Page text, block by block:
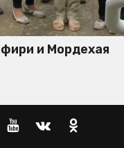
и Мордехая